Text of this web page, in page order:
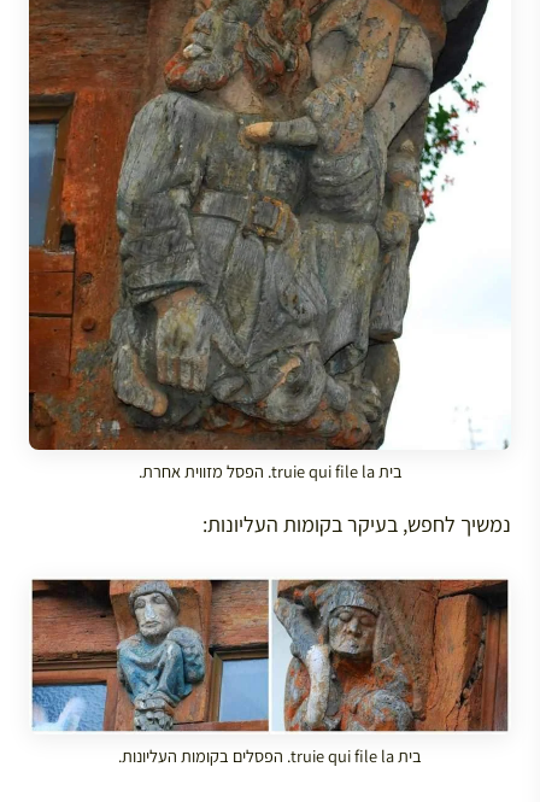
בית truie qui file la. הפסל מזווית אחרת.
נמשיך לחפש, בעיקר בקומות העליונות:
בית truie qui file la. הפסלים בקומות העליונות.